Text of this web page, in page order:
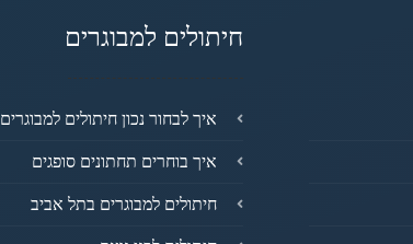
חיתולים למבוגרים
איך לבחור נכון חיתולים למבוגרים
איך בוחרים תחתונים סופגים
חיתולים למבוגרים בתל אביב